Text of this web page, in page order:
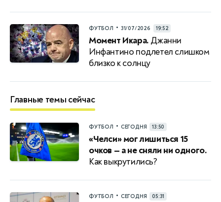
ФУТБОЛ • 31/07/2026 19:52
Момент Икара. Джанни
Инфантино подлетел слишком
близко к солнцу
Главные темы сейчас
ФУТБОЛ • СЕГОДНЯ 13:50
«Челси» мог лишиться 15
очков — а не сняли ни одного.
Как выкрутились?
ФУТБОЛ • СЕГОДНЯ 05:31